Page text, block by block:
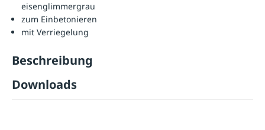
eisenglimmergrau
zum Einbetonieren
mit Verriegelung
Beschreibung
Downloads